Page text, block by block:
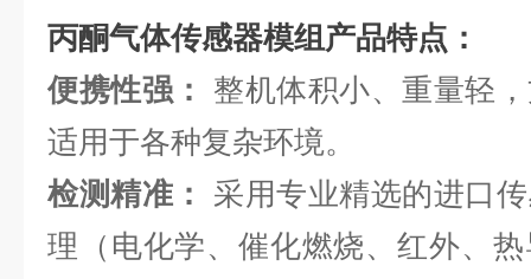
丙酮气体传感器模组产品特点：
便携性强：
整机体积小、重量轻
适用于各种复杂环境。
检测精准：
采用专业精选的进口
理（电化学、催化燃烧、红外、